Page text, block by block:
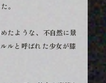
。
たような、不自然に景
ルと呼ばれた少女が膝